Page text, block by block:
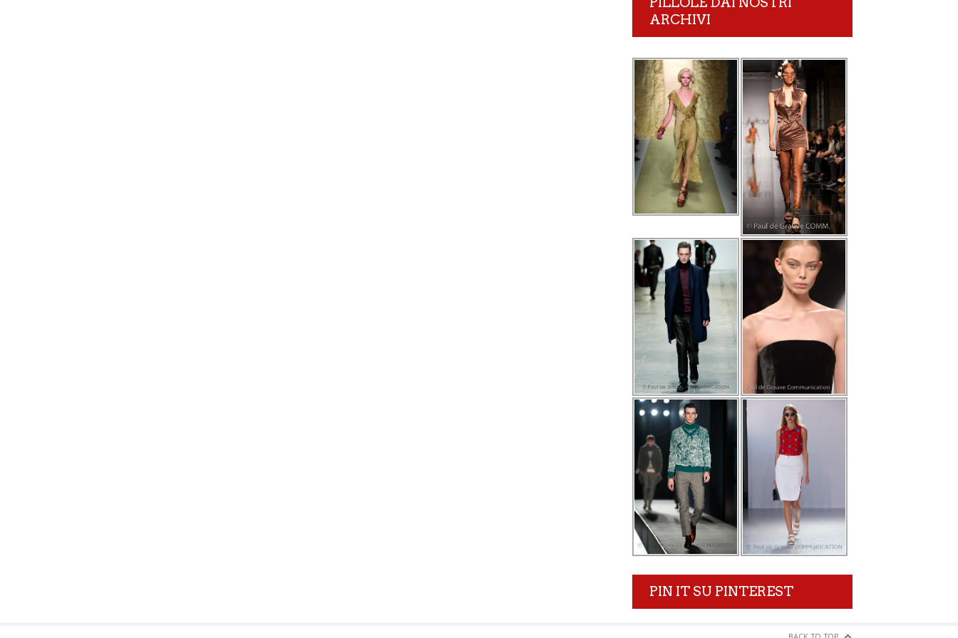
ARCHIVI
PIN IT SU PINTEREST